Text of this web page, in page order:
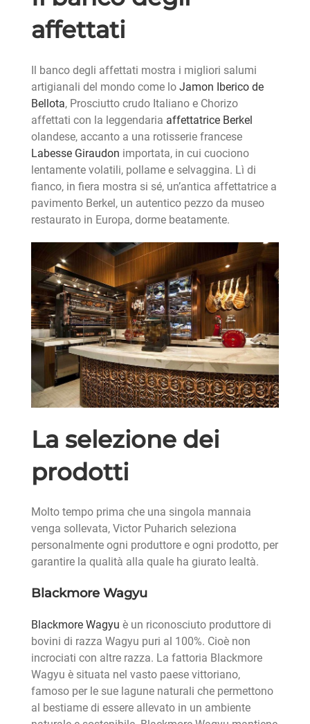
affettati
Il banco degli affettati mostra i migliori salumi
artigianali del mondo come lo Jamon Iberico de
Bellota, Prosciutto crudo Italiano e Chorizo
affettati con la leggendaria affettatrice Berkel
olandese, accanto a una rotisserie francese
Labesse Giraudon importata, in cui cuociono
lentamente volatili, pollame e selvaggina. Lì di
fianco, in fiera mostra si sé, un’antica affettatrice a
pavimento Berkel, un autentico pezzo da museo
restaurato in Europa, dorme beatamente.
La selezione dei
prodotti
Molto tempo prima che una singola mannaia
venga sollevata, Victor Puharich seleziona
personalmente ogni produttore e ogni prodotto, per
garantire la qualità alla quale ha giurato lealtà.
Blackmore Wagyu
Blackmore Wagyu è un riconosciuto produttore di
bovini di razza Wagyu puri al 100%. Cioè non
incrociati con altre razza. La fattoria Blackmore
Wagyu è situata nel vasto paese vittoriano,
famoso per le sue lagune naturali che permettono
al bestiame di essere allevato in un ambiente